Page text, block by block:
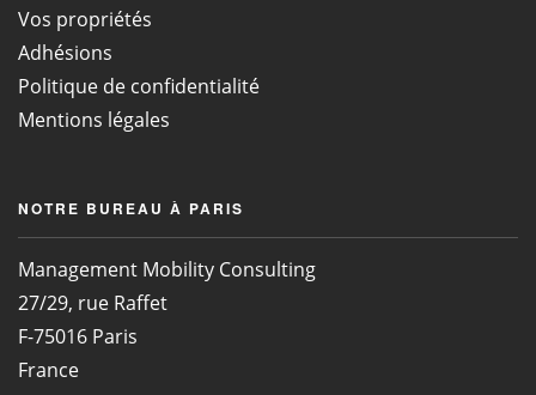
Vos propriétés
Adhésions
Politique de confidentialité
Mentions légales
NOTRE BUREAU À PARIS
Management Mobility Consulting
27/29, rue Raffet
F-75016 Paris
France